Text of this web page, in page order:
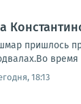
пришлось
время
18:13